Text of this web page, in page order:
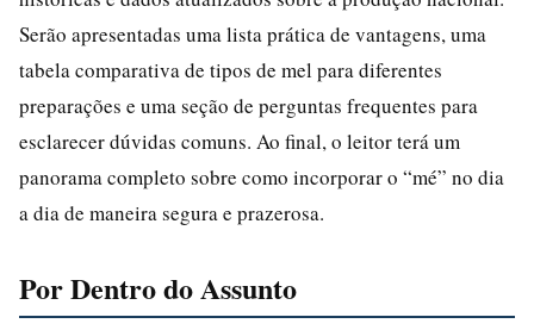
Serão apresentadas uma lista prática de vantagens, uma
tabela comparativa de tipos de mel para diferentes
preparações e uma seção de perguntas frequentes para
esclarecer dúvidas comuns. Ao final, o leitor terá um
panorama completo sobre como incorporar o “mé” no dia
a dia de maneira segura e prazerosa.
Por Dentro do Assunto